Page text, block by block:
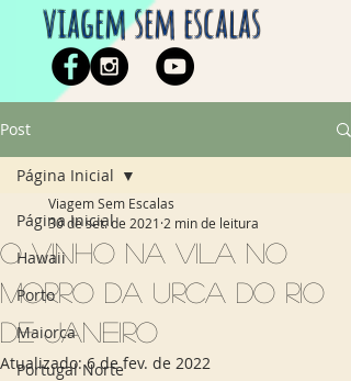
viagem sem escalas
Post
Página Inicial
Hawaii
Porto
Maiorca
Portugal Norte
Página Inicial
O Vinho na Vila no
Morro da Urca do Rio
de Janeiro
Viagem Sem Escalas
30 de set. de 2021 2 min de leitura
Atualizado:6 de fev. de 2022